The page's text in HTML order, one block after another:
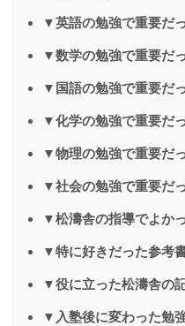
▼英語の勉強で重要だ
▼数学の勉強で重要だ
▼国語の勉強で重要だ
▼化学の勉強で重要だ
▼物理の勉強で重要だ
▼社会の勉強で重要だ
▼松濤舎の指導でよか
▼特に好きだった参考
▼役に立った松濤舎の
▼入塾後に変わった勉